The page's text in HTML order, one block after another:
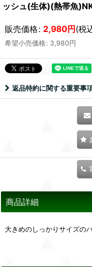
ッシュ(生体)(熱帯魚
販売価格: 2,980円(税
希望小売価格: 3,980円
返品特約に関する重要事
商品詳細
大きめのしっかりサイズの